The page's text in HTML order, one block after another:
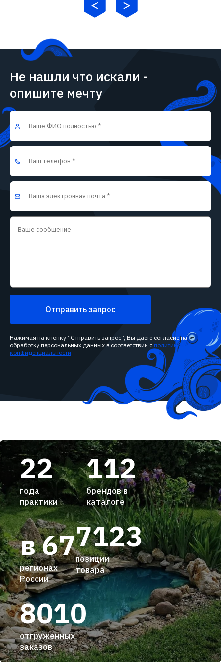
Не нашли что искали -
опишите мечту
Отправить запрос
Нажимая на кнопку “Отправить запрос”, Вы даёте согласие на
обработку персональных данных в соответствии с политикой
конфиденциальности
22
года
практики
112
брендов в
каталоге
7123
позиции
товара
8010
отгруженных
заказов
в 67
регионах
России